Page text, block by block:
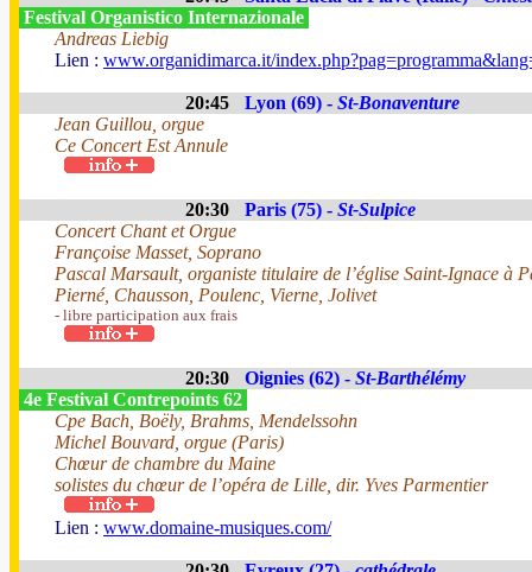
Festival Organistico Internazionale
Andreas Liebig
Lien : www.organidimarca.it/
20:45 Lyon (69) - St-Bonaventure
Jean Guillou, orgue
Ce Concert Est Annule
20:30 Paris (75) - St-Sulpice
Concert Chant et Orgue
Françoise Masset, Soprano
Pascal Marsault, organiste titulaire de l’église Saint-Ignace à
Pierné, Chausson, Poulenc, Vierne, Jolivet
- libre participation aux frais
20:30 Oignies (62) - St-Barthélémy
4e Festival Contrepoints 62
Cpe Bach, Boëly, Brahms, Mendelssohn
Michel Bouvard, orgue (Paris)
Chœur de chambre du Maine
solistes du chœur de l’opéra de Lille, dir. Yves Parmentier
Lien : www.domaine-musiques.com/